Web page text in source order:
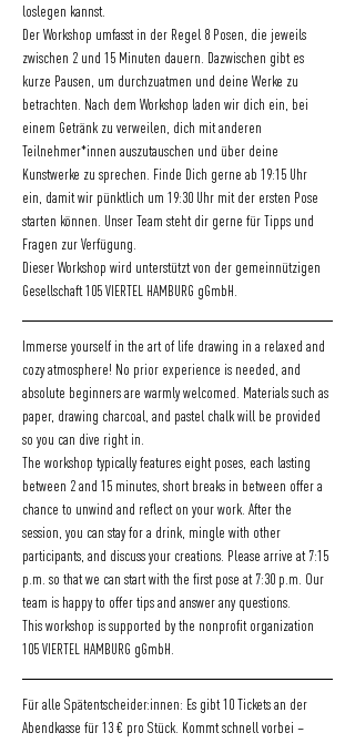
loslegen kannst.
Der Workshop umfasst in der Regel 8 Posen, die jeweils
zwischen 2 und 15 Minuten dauern. Dazwischen gibt es
kurze Pausen, um durchzuatmen und deine Werke zu
betrachten. Nach dem Workshop laden wir dich ein, bei
einem Getränk zu verweilen, dich mit anderen
Teilnehmer*innen auszutauschen und über deine
Kunstwerke zu sprechen. Finde Dich gerne ab 19:15 Uhr
ein, damit wir pünktlich um 19:30 Uhr mit der ersten Pose
starten können. Unser Team steht dir gerne für Tipps und
Fragen zur Verfügung.
Dieser Workshop wird unterstützt von der gemeinnützigen
Gesellschaft 105 VIERTEL HAMBURG gGmbH.
Immerse yourself in the art of life drawing in a relaxed and
cozy atmosphere! No prior experience is needed, and
absolute beginners are warmly welcomed. Materials such as
paper, drawing charcoal, and pastel chalk will be provided
so you can dive right in.
The workshop typically features eight poses, each lasting
between 2 and 15 minutes, short breaks in between offer a
chance to unwind and reflect on your work. After the
session, you can stay for a drink, mingle with other
participants, and discuss your creations. Please arrive at 7:15
p.m. so that we can start with the first pose at 7:30 p.m. Our
team is happy to offer tips and answer any questions.
This workshop is supported by the nonprofit organization
105 VIERTEL HAMBURG gGmbH.
Für alle Spätentscheider:innen: Es gibt 10 Tickets an der
Abendkasse für 13 € pro Stück. Kommt schnell vorbei –